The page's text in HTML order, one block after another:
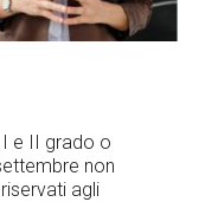
e II grado o
non
agli